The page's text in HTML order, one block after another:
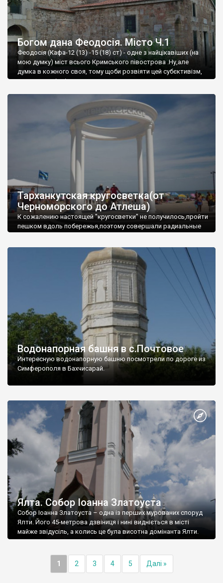
Богом дана Феодосія. Місто Ч.1
Феодосія (Кафа-12 (13) -15 (18) ст) - одне з найцікавіших (на
мою думку) міст всього Кримського півострова .Ну,але
думка в кожного своя, тому щоби розвіяти цей субєктивізм,
запрошую відвідати це
Тарханкутская кругосветка(от
Черноморского до Атлеша)
К сожалению настоящей "кругосветки" не получилось,пройти
пешком вдоль побережья,поэтому совершали радиальные
Водонапорная башня в с.Почтовое
Интересную водонапорную башню посмотрели по дороге из
Симферополя в Бахчисарай.
Ялта. Собор Іоанна Златоуста
Собор Іоанна Златоуста – одна із перших мурованих споруд
Ялти. Його 45-метрова дзвіниця і нині видніється в місті
майже звідусіль, а колись це була висотна домінанта Ялти.
1 2 3 4 5 Далі »